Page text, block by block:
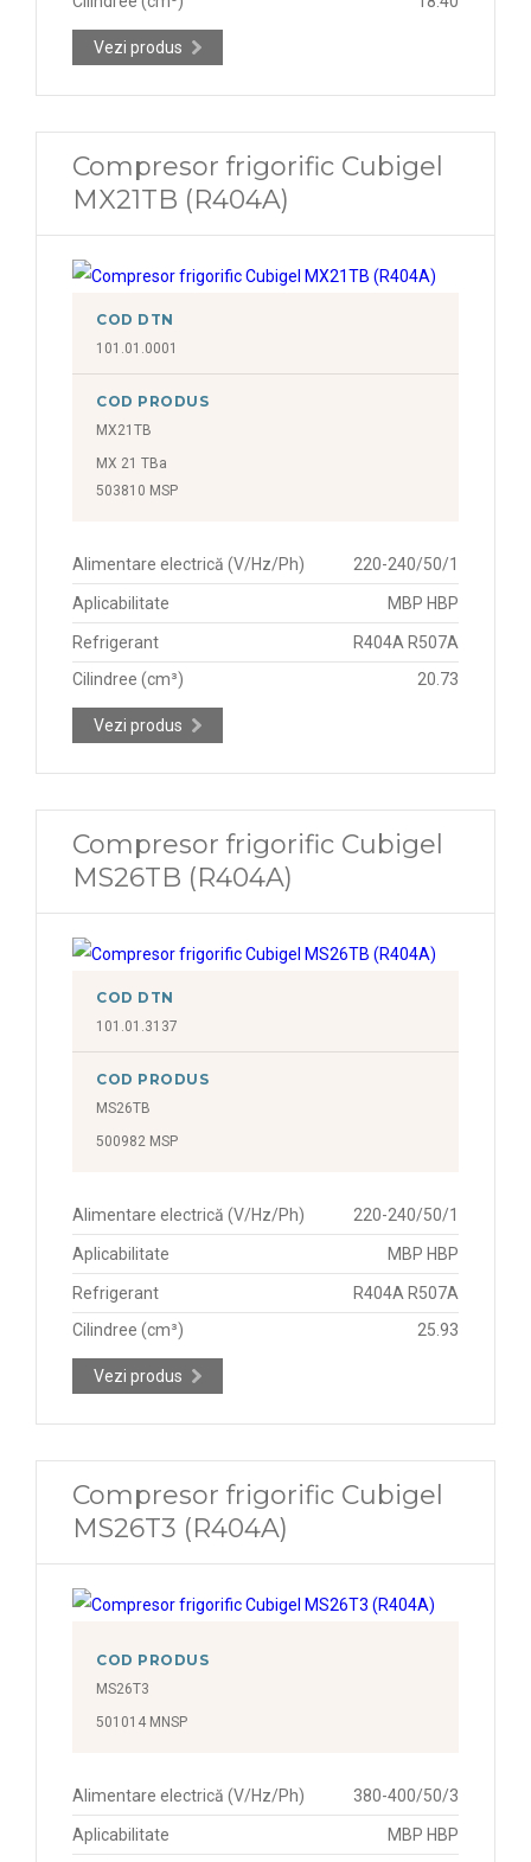
Vezi produs
Compresor frigorific Cubigel
MX21TB (R404A)
COD DTN
101.01.0001
COD PRODUS
MX21TB
MX 21 TBa
503810 MSP
Alimentare electrică (V/Hz/Ph) 220-240/50/1
Aplicabilitate MBP HBP
Refrigerant
R404A R507A
Cilindree (cm³)
20.73
Vezi produs
Compresor frigorific Cubigel
MS26TB (R404A)
COD DTN
101.01.3137
COD PRODUS
MS26TB
500982 MSP
Alimentare electrică (V/Hz/Ph) 220-240/50/1
Aplicabilitate MBP HBP
Refrigerant
R404A R507A
Cilindree (cm³)
25.93
Vezi produs
Compresor frigorific Cubigel
MS26T3 (R404A)
COD PRODUS
MS26T3
501014 MNSP
Alimentare electrică (V/Hz/Ph) 380-400/50/3
Aplicabilitate MBP HBP